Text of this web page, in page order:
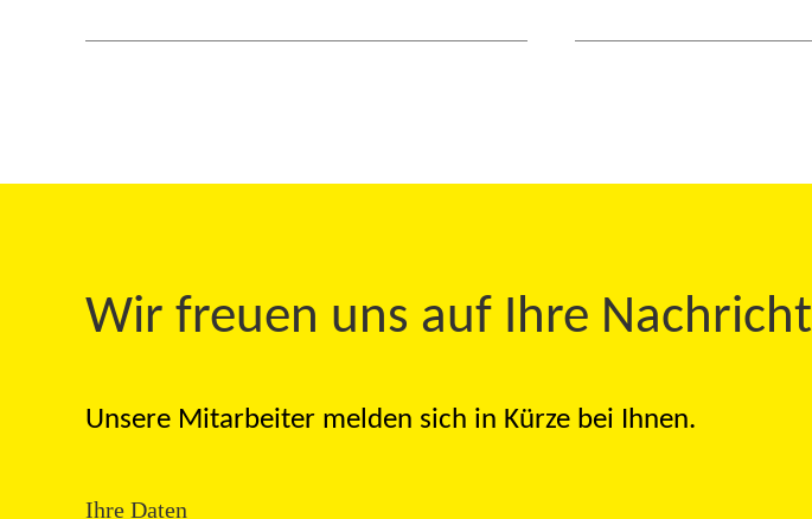
Wir freuen uns auf Ihre Nachricht
Unsere Mitarbeiter melden sich in Kürze bei Ihnen.
Ihre Daten